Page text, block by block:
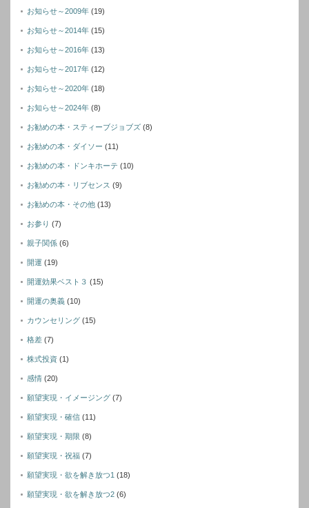
お知らせ～2009年 (19)
お知らせ～2014年 (15)
お知らせ～2016年 (13)
お知らせ～2017年 (12)
お知らせ～2020年 (18)
お知らせ～2024年 (8)
お勧めの本・スティーブジョブズ (8)
お勧めの本・ダイソー (11)
お勧めの本・ドンキホーテ (10)
お勧めの本・リブセンス (9)
お勧めの本・その他 (13)
お参り (7)
親子関係 (6)
開運 (19)
開運効果ベスト３ (15)
開運の奥義 (10)
カウンセリング (15)
格差 (7)
株式投資 (1)
感情 (20)
願望実現・イメージング (7)
願望実現・確信 (11)
願望実現・期限 (8)
願望実現・祝福 (7)
願望実現・欲を解き放つ1 (18)
願望実現・欲を解き放つ2 (6)